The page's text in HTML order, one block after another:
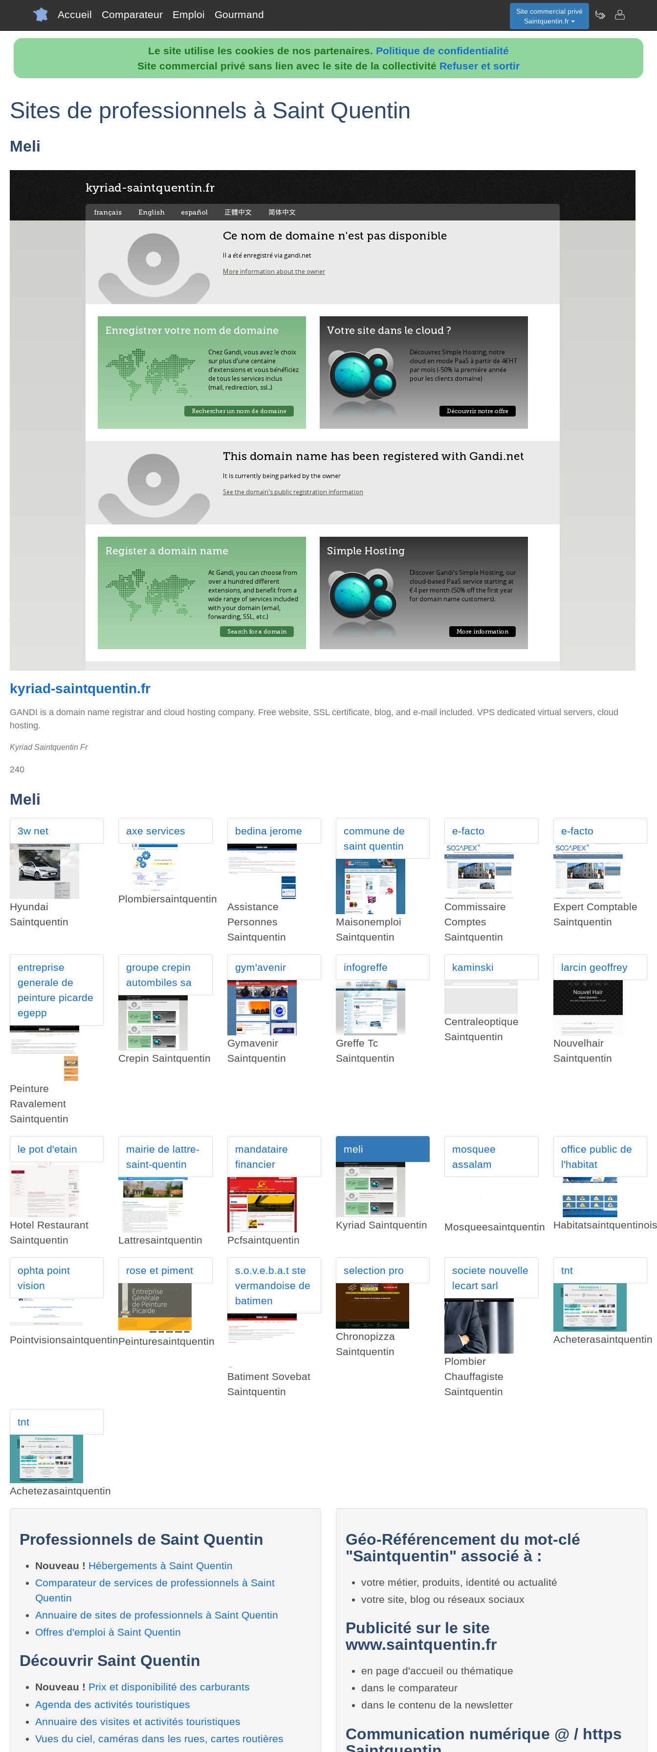
Le site utilise les cookies de nos partenaires. Politique de confidentialité
Site commercial privé sans lien avec le site de la collectivité Refuser et sortir
Accueil Comparateur Emploi Gourmand
Site commercial privé
Saintquentin.fr
Sites de professionnels à Saint Quentin
Meli
kyriad-saintquentin.fr
GANDI is a domain name registrar and cloud hosting company. Free website, SSL certificate, blog, and e-mail included. VPS dedicated virtual servers, cloud
hosting.
Kyriad Saintquentin Fr
240
Meli
3w net
Hyundai
Saintquentin
axe services
Plombiersaintquentin
bedina jerome
Assistance
Personnes
Saintquentin
commune de
saint quentin
Maisonemploi
Saintquentin
e-facto
Commissaire
Comptes
Saintquentin
e-facto
Expert Comptable
Saintquentin
entreprise
generale de
peinture picarde
egepp
Peinture
Ravalement
Saintquentin
groupe crepin
autombiles sa
Crepin Saintquentin
gym'avenir
Gymavenir
Saintquentin
infogreffe
Greffe Tc
Saintquentin
kaminski
Centraleoptique
Saintquentin
larcin geoffrey
Nouvelhair
Saintquentin
le pot d'etain
Hotel Restaurant
Saintquentin
mairie de lattre-
saint-quentin
Lattresaintquentin
mandataire
financier
Pcfsaintquentin
meli
Kyriad Saintquentin
mosquee
assalam
Mosqueesaintquentin
office public de
l'habitat
Habitatsaintquentinois
ophta point
vision
Pointvisionsaintquentin
rose et piment
Peinturesaintquentin
s.o.v.e.b.a.t ste
vermandoise de
batimen
Batiment Sovebat
Saintquentin
selection pro
Chronopizza
Saintquentin
societe nouvelle
lecart sarl
Plombier
Chauffagiste
Saintquentin
tnt
Acheterasaintquentin
tnt
Achetezasaintquentin
Professionnels de Saint Quentin
Nouveau ! Hébergements à Saint Quentin
Comparateur de services de professionnels à Saint
Quentin
Annuaire de sites de professionnels à Saint Quentin
Offres d'emploi à Saint Quentin
Découvrir Saint Quentin
Nouveau ! Prix et disponibilité des carburants
Agenda des activités touristiques
Annuaire des visites et activités touristiques
Vues du ciel, caméras dans les rues, cartes routières
Géo-Référencement du mot-clé
"Saintquentin" associé à :
votre métier, produits, identité ou actualité
votre site, blog ou réseaux sociaux
Publicité sur le site
www.saintquentin.fr
en page d'accueil ou thématique
dans le comparateur
dans le contenu de la newsletter
Communication numérique @ / https